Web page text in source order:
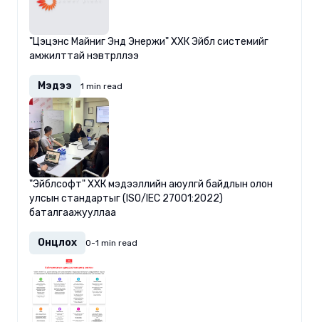
"Цэцэнс Майниг Энд Энержи" ХХК Эйбл системийг
амжилттай нэвтрүүллээ
Мэдээ 1 min read
"Эйблсофт" ХХК мэдээллийн аюулгүй байдлын олон
улсын стандартыг (ISO/IEC 27001:2022)
баталгаажууллаа
Онцлох 0-1 min read